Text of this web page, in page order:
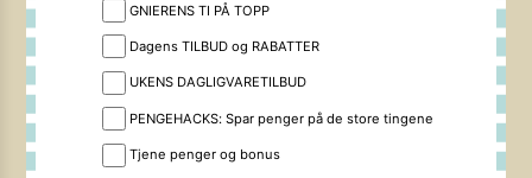
GNIERENS TI PÅ TOPP
Dagens TILBUD og RABATTER
UKENS DAGLIGVARETILBUD
PENGEHACKS: Spar penger på de store tingene
Tjene penger og bonus